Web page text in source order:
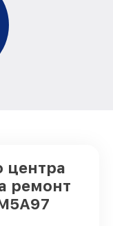
центра
ремонт